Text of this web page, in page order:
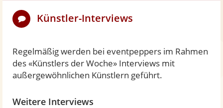
Künstler-Interviews
Regelmäßig werden bei eventpeppers im Rahmen
des «Künstlers der Woche» Interviews mit
außergewöhnlichen Künstlern geführt.
Weitere Interviews